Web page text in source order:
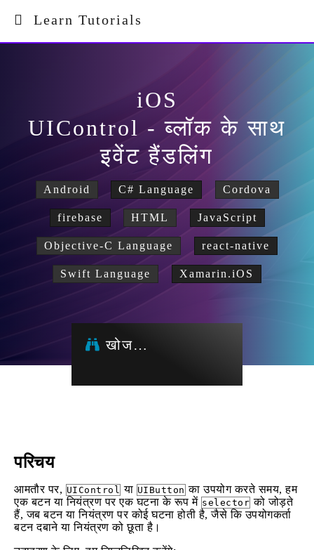
Learn Tutorials
iOS
UIControl - ब्लॉक के साथ
इवेंट हैंडलिंग
Android C# Language Cordova
firebase HTML JavaScript
Objective-C Language react-native
Swift Language Xamarin.iOS
खोज…
परिचय
आमतौर पर, UIControl या UIButton का उपयोग करते समय, हम
एक बटन या नियंत्रण पर एक घटना के रूप में selector को जोड़ते
हैं, जब बटन या नियंत्रण पर कोई घटना होती है, जैसे कि उपयोगकर्ता
बटन दबाने या नियंत्रण को छूता है।